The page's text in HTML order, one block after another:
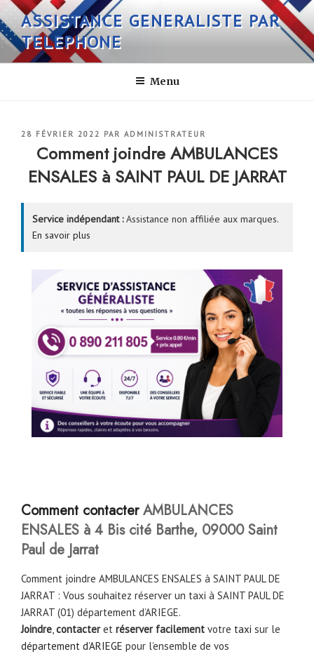
Aller
au
contenu
principal
ASSISTANCE GENERALISTE PAR
TELEPHONE
Menu
PUBLIÉ
28 FÉVRIER 2022 PAR ADMINISTRATEUR
Comment joindre AMBULANCES
ENSALES à SAINT PAUL DE JARRAT
Service indépendant :Assistance non affiliée aux marques.
En savoir plus
Comment contacterAMBULANCES
ENSALES à 4 Bis cité Barthe, 09000 Saint
Paul de Jarrat
Comment joindre AMBULANCES ENSALES à SAINT PAUL DE
JARRAT : Vous souhaitez réserver un taxi à SAINT PAUL DE
JARRAT (01) département d’ARIEGE.
Joindre,contacteret réserver facilement votre taxi sur le
département d’ARIEGE pour l’ensemble de vos